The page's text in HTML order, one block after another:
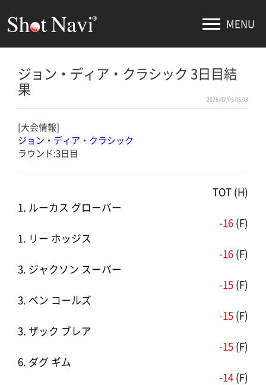
MENU
ジョン・ディア・クラシック 3日目結
果
2026/07/05 08:03
[大会情報]
ジョン・ディア・クラシック
ラウンド:3日目
TOT (H)
1. ルーカス グローバー
-16 (F)
1. リー ホッジス
-16 (F)
3. ジャクソン スーバー
-15 (F)
3. ベン コールズ
-15 (F)
3. ザック ブレア
-15 (F)
6. ダグ ギム
-14 (F)